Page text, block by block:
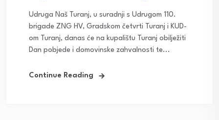
Udruga Naš Turanj, u suradnji s Udrugom 110.
brigade ZNG HV, Gradskom četvrti Turanj i KUD-
om Turanj, danas će na kupalištu Turanj obilježiti
Dan pobjede i domovinske zahvalnosti te...
Continue Reading